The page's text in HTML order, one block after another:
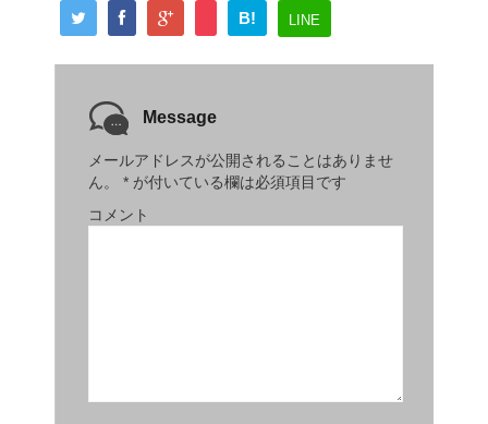
B! LINE
Message
メールアドレスが公開されることはありませ
ん。
* が付いている欄は必須項目です
コメント